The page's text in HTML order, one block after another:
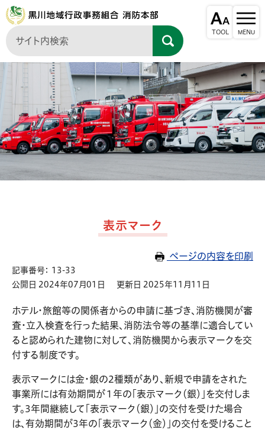
表示マーク
ページの内容を印刷
記事番号： 13-33
公開日 2024年07月01日
更新日 2025年11月11日
ホテル・旅館等の関係者からの申請に基づき、消防機関が審
査・立入検査を行った結果、消防法令等の基準に適合してい
ると認められた建物に対して、消防機関から表示マークを交
付する制度です。
表示マークには金・銀の2種類があり、新規で申請をされた
事業所には有効期間が１年の「表示マーク（銀）」を交付しま
す。3年間継続して「表示マーク（銀）」の交付を受けた場合
は、有効期間が3年の「表示マーク（金）」の交付を受けること